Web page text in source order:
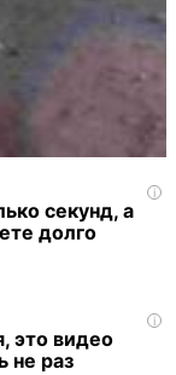
i
секунд, а
долго
i
это видео
не раз